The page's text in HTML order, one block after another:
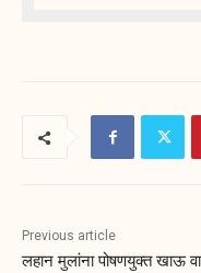
Previous article
लहान मुलांना पोषणयुक्त खाऊ